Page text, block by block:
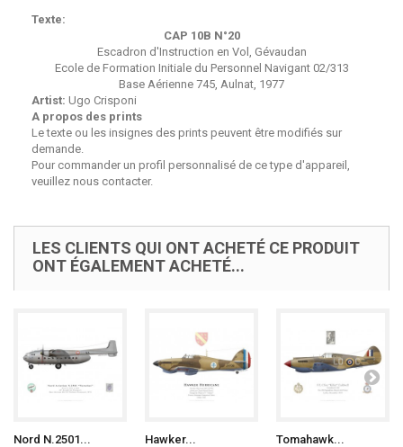
Texte:
CAP 10B N°20
Escadron d'Instruction en Vol, Gévaudan
Ecole de Formation Initiale du Personnel Navigant 02/313
Base Aérienne 745, Aulnat, 1977
Artist: Ugo Crisponi
A propos des prints
Le texte ou les insignes des prints peuvent être modifiés sur
demande.
Pour commander un profil personnalisé de ce type d'appareil,
veuillez nous contacter.
LES CLIENTS QUI ONT ACHETÉ CE PRODUIT
ONT ÉGALEMENT ACHETÉ...
Nord N.2501... Hawker... Tomahawk...